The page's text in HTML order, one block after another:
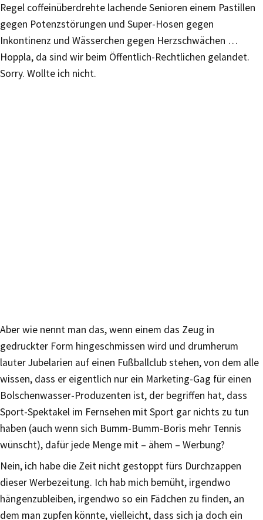
Regel coffeinüberdrehte lachende Senioren einem Pastillen
gegen Potenzstörungen und Super-Hosen gegen
Inkontinenz und Wässerchen gegen Herzschwächen …
Hoppla, da sind wir beim Öffentlich-Rechtlichen gelandet.
Sorry. Wollte ich nicht.
Aber wie nennt man das, wenn einem das Zeug in
gedruckter Form hingeschmissen wird und drumherum
lauter Jubelarien auf einen Fußballclub stehen, von dem alle
wissen, dass er eigentlich nur ein Marketing-Gag für einen
Bolschenwasser-Produzenten ist, der begriffen hat, dass
Sport-Spektakel im Fernsehen mit Sport gar nichts zu tun
haben (auch wenn sich Bumm-Bumm-Boris mehr Tennis
wünscht), dafür jede Menge mit – ähem – Werbung?
Nein, ich habe die Zeit nicht gestoppt fürs Durchzappen
dieser Werbezeitung. Ich hab mich bemüht, irgendwo
hängenzubleiben, irgendwo so ein Fädchen zu finden, an
dem man zupfen könnte, vielleicht, dass sich ja doch ein